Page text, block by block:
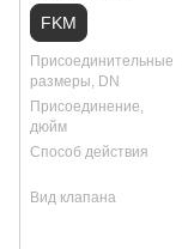
FKM
Присоединительные
размеры, DN
Присоединение,
дюйм
Способ действия
Вид клапана